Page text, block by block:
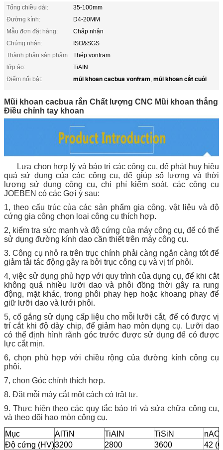
Tổng chiều dài:
35-100mm
Đường kính:
D4-20MM
Mẫu đơn đặt hàng:
Chấp nhận
Chứng nhận:
ISO&SGS
Thành phần sản phẩm: Thép vonfram
lớp áo:
TiAIN
Điểm nổi bật:
mũi khoan cacbua vonfram, mũi khoan cắt cuối
Mũi khoan cacbua rắn Chất lượng CNC Mũi khoan thẳng
Điều chỉnh tay khoan
Lựa chọn hợp lý và bảo trì các công cụ, để phát huy hiệu
quả sử dụng của các công cụ, để giúp số lượng và thời
lượng sử dụng công cụ, chi phí kiểm soát, các công cụ
JOEBEN có các Gợi ý sau:
1, theo cấu trúc của các sản phẩm gia công, vật liệu và độ
cứng gia công chọn loại công cụ thích hợp.
2, kiểm tra sức mạnh và độ cứng của máy công cụ, để có thể
sử dụng đường kính dao cần thiết trên máy công cụ.
3. Công cụ nhô ra trên trục chính phải càng ngắn càng tốt để
giảm tải tác động gây ra bởi trục công cụ và vị trí phôi.
4, việc sử dụng phù hợp với quy trình của dụng cụ, để khi cắt
không quá nhiều lưỡi dao và phôi đồng thời gây ra rung
động, mặt khác, trong phôi phay hẹp hoặc khoang phay để
giữ lưỡi dao và lưới phôi.
5, cố gắng sử dụng cấp liệu cho mỗi lưỡi cắt, để có được vị
trí cắt khi độ dày chip, để giảm hao mòn dụng cụ. Lưỡi dao
có thể định hình rãnh góc trước được sử dụng để có được
lực cắt mịn.
6, chọn phù hợp với chiều rộng của đường kính công cụ
phôi.
7, chọn Góc chính thích hợp.
8. Đặt mỗi máy cắt một cách có trật tự.
9. Thực hiện theo các quy tắc bảo trì và sửa chữa công cụ,
và theo dõi hao mòn công cụ.
Mục
AlTiN TiAIN TiSiN
Độ cứng (HV)3200 2800 3600 42